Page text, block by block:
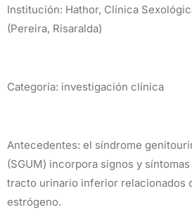
Institución: Hathor, Clínica
(Pereira, Risaralda)
Categoría: investigación clínica
Antecedentes: el síndrome
(SGUM) incorpora signos y
tracto urinario inferior relacionados
estrógeno.